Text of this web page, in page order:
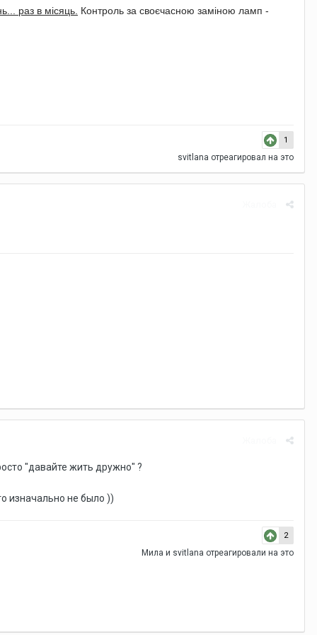
раз в місяць. Контроль за своєчасною заміною ламп -
1
svitlana отреагировал на это
"давайте жить дружно" ?
изначально не было ))
2
Мила и svitlana отреагировали на это